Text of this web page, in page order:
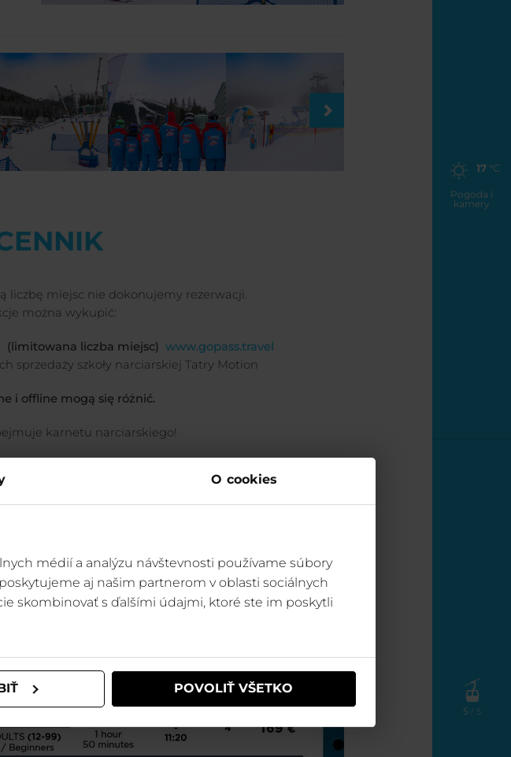
O cookies
médií a analýzu návštevnosti používame súbory
aj našim partnerom v oblasti sociálnych
skombinovať s ďalšími údajmi, ktoré ste im poskytli
POVOLIŤ VŠETKO
17°C
Pogoda i
kamery
5 / 5
liczbę miejsc nie dokonujemy rezerwacji.
można wykupić:
(limitowana liczba miejsc) www.gopass.travel
sprzedaży szkoły narciarskiej Tatry Motion
i offline mogą się różnić.
karnetu narciarskiego!